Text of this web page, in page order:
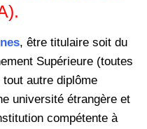
, être titulaire soit du
Supérieure (toutes
autre diplôme
université étrangère et
compétente à